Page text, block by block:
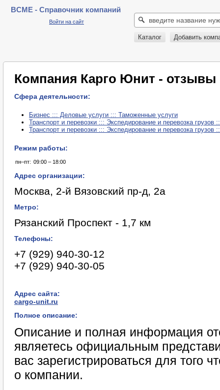
BCME - Справочник компаний
Войти на сайт
Каталог Добавить
Компания Карго Юнит - отзывы
Сфера деятельности:
Бизнес ::: Деловые услуги ::: Таможенные услуги
Транспорт и перевозки ::: Экспедирование и перевозка грузов
Транспорт и перевозки ::: Экспедирование и перевозка грузов
Режим работы:
пн–пт: 09:00 – 18:00
Адрес организации:
Москва, 2-й Вязовский пр-д, 2а
Метро:
Рязанский Проспект - 1,7 км
Телефоны:
+7 (929) 940-30-12
+7 (929) 940-30-05
Адрес сайта:
cargo-unit.ru
Полное описание:
Описание и полная информация
являетесь официальным
вас зарегистрироваться для того
о компании.